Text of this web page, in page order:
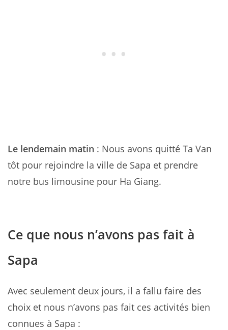
Le lendemain matin : Nous avons quitté Ta Van
tôt pour rejoindre la ville de Sapa et prendre
notre bus limousine pour Ha Giang.
Ce que nous n’avons pas fait à
Sapa
Avec seulement deux jours, il a fallu faire des
choix et nous n’avons pas fait ces activités bien
connues à Sapa :